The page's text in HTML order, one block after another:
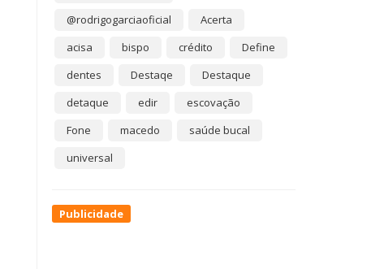
@rodrigogarciaoficial
Acerta
acisa
bispo crédito
Define
dentes
Destaqe
Destaque
detaque
edir
escovação
Fone
macedo
saúde bucal
universal
Publicidade